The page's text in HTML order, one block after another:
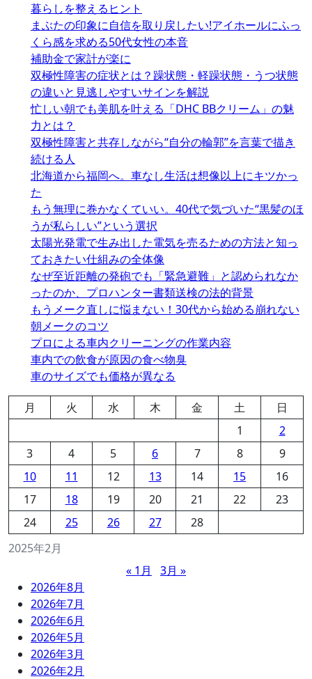
暮らしを整えるヒント
まぶたの印象に自信を取り戻したい!アイホールにふっ
くら感を求める50代女性の本音
補助金で家計が楽に
双極性障害の症状とは？躁状態・軽躁状態・うつ状態
の違いと見逃しやすいサインを解説
忙しい朝でも美肌を叶える「DHC BBクリーム」の魅
力とは？
双極性障害と共存しながら“自分の輪郭”を言葉で描き
続ける人
北海道から福岡へ。車なし生活は想像以上にキツかっ
た
もう無理に巻かなくていい。40代で気づいた“黒髪のほ
うが私らしい”という選択
太陽光発電で生み出した電気を売るための方法と知っ
ておきたい仕組みの全体像
なぜ至近距離の発砲でも「緊急避難」と認められなか
ったのか、プロハンター書類送検の法的背景
もうメーク直しに悩まない！30代から始める崩れない
朝メークのコツ
プロによる車内クリーニングの作業内容
車内での飲食が原因の食べ物臭
車のサイズでも価格が異なる
2025年2月
月 火 水 木 金 土
日
1
2
3
4 5 6 7 8
9
10
11 12 13 14 15
16
17
18 19 20 21 22
23
24
25 26 27 28
« 1月
3月 »
2026年8月
2026年7月
2026年6月
2026年5月
2026年3月
2026年2月